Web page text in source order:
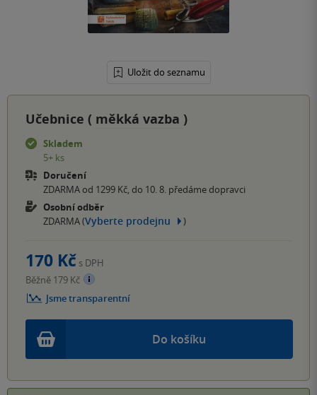
Uložit do seznamu
Učebnice ( měkká vazba )
Skladem
5+ ks
Doručení
ZDARMA od 1299 Kč, do 10. 8. předáme dopravci
Osobní odběr
ZDARMA (Vyberte prodejnu )
Do košíku
170 Kč s DPH
Běžně 179 Kč
Jsme transparentní